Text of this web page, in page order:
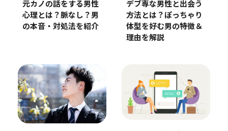
元カノの話をする男性
心理とは？脈なし？男
の本音・対処法を紹介
デブ専な男性と出会う
方法とは？ぽっちゃり
体型を好む男の特徴＆
理由を解説